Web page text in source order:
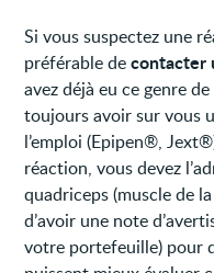
Si vous suspectez une
préférable decontacter
avez déjà eu ce genre
toujours avoir sur vous
l’emploi (Epipen®,
réaction, vous devez
quadriceps (muscle de
d’avoir une note
votre portefeuille) pour